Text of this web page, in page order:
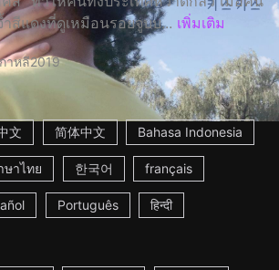
สีแดงที่ดูเหมือนรอยจูบบ... เพิ่มเติม
าหลี2019
文 简体中文 Bahasa Indonesia
ษาไทย 한국어 français
Português हिन्दी